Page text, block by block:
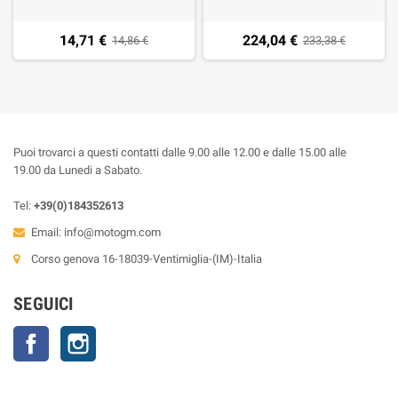
14,71 € 14,86 € 224,04 € 233,38 €
Puoi trovarci a questi contatti dalle 9.00 alle 12.00 e dalle 15.00 alle
19.00 da Lunedi a Sabato.
Tel: +39(0)184352613
Email: info@motogm.com
Corso genova 16-18039-Ventimiglia-(IM)-Italia
SEGUICI
Facebook